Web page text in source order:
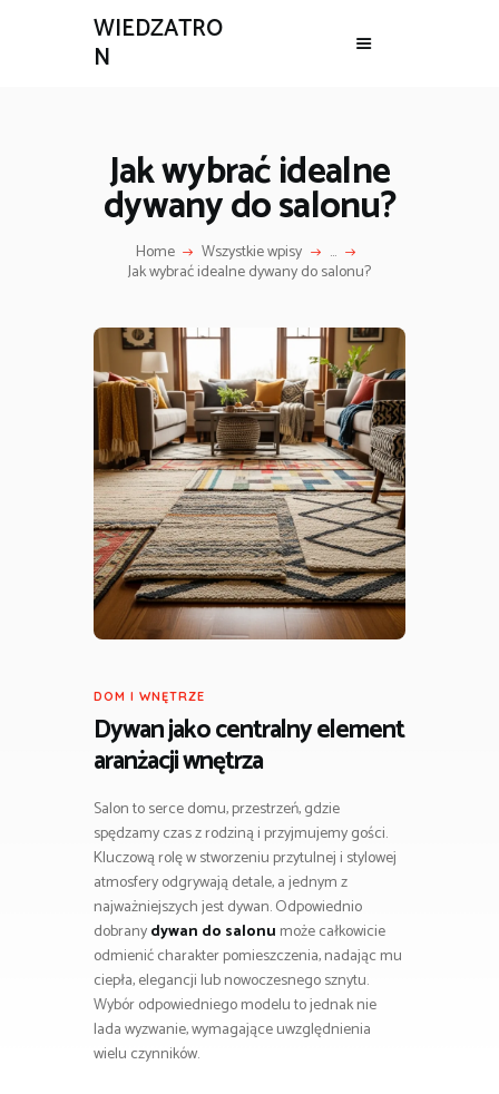
WIEDZATRO
N
Jak wybrać idealne
dywany do salonu?
Home Wszystkie wpisy ...
Jak wybrać idealne dywany do salonu?
DOM I WNĘTRZE
Dywan jako centralny element
aranżacji wnętrza
Salon to serce domu, przestrzeń, gdzie
spędzamy czas z rodziną i przyjmujemy gości.
Kluczową rolę w stworzeniu przytulnej i stylowej
atmosfery odgrywają detale, a jednym z
najważniejszych jest dywan. Odpowiednio
dobranydywan do salonu może całkowicie
odmienić charakter pomieszczenia, nadając mu
ciepła, elegancji lub nowoczesnego sznytu.
Wybór odpowiedniego modelu to jednak nie
lada wyzwanie, wymagające uwzględnienia
wielu czynników.